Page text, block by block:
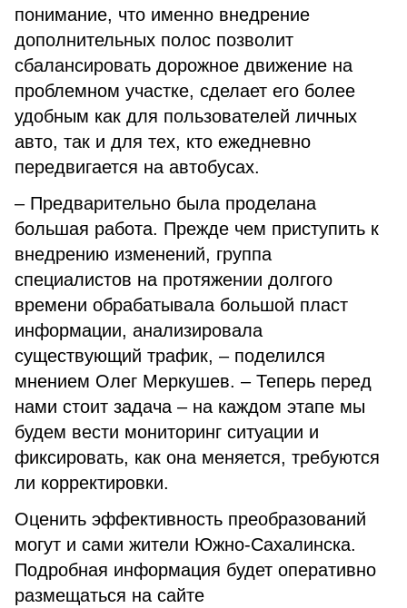
понимание, что именно внедрение
дополнительных полос позволит
сбалансировать дорожное движение на
проблемном участке, сделает его более
удобным как для пользователей личных
авто, так и для тех, кто ежедневно
передвигается на автобусах.
– Предварительно была проделана
большая работа. Прежде чем приступить к
внедрению изменений, группа
специалистов на протяжении долгого
времени обрабатывала большой пласт
информации, анализировала
существующий трафик, – поделился
мнением Олег Меркушев. – Теперь перед
нами стоит задача – на каждом этапе мы
будем вести мониторинг ситуации и
фиксировать, как она меняется, требуются
ли корректировки.
Оценить эффективность преобразований
могут и сами жители Южно-Сахалинска.
Подробная информация будет оперативно
размещаться на сайте